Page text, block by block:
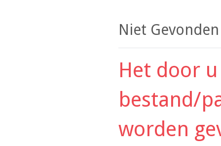
Niet Gevonden
Het door
bestand/
worden